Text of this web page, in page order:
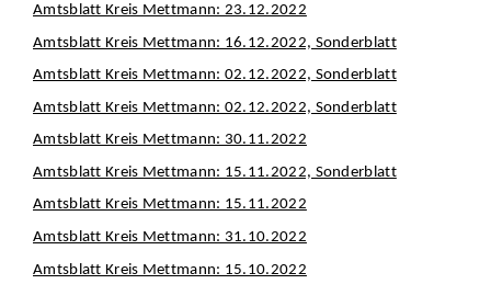
Amtsblatt Kreis Mettmann: 23.12.2022
Amtsblatt Kreis Mettmann: 16.12.2022, Sonderblatt
Amtsblatt Kreis Mettmann: 02.12.2022, Sonderblatt
Amtsblatt Kreis Mettmann: 02.12.2022, Sonderblatt
Amtsblatt Kreis Mettmann: 30.11.2022
Amtsblatt Kreis Mettmann: 15.11.2022, Sonderblatt
Amtsblatt Kreis Mettmann: 15.11.2022
Amtsblatt Kreis Mettmann: 31.10.2022
Amtsblatt Kreis Mettmann: 15.10.2022